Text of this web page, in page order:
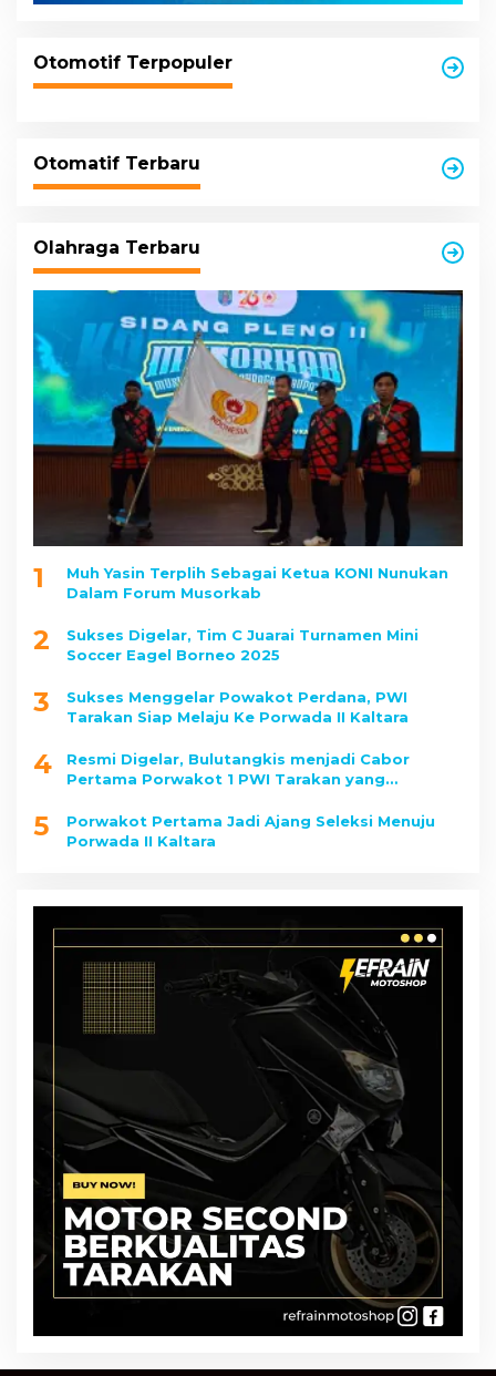
Otomotif Terpopuler
Otomatif Terbaru
Olahraga Terbaru
1
Muh Yasin Terplih Sebagai Ketua KONI Nunukan
Dalam Forum Musorkab
2
Sukses Digelar, Tim C Juarai Turnamen Mini
Soccer Eagel Borneo 2025
3
Sukses Menggelar Powakot Perdana, PWI
Tarakan Siap Melaju Ke Porwada II Kaltara
4
Resmi Digelar, Bulutangkis menjadi Cabor
Pertama Porwakot 1 PWI Tarakan yang
5
Porwakot Pertama Jadi Ajang Seleksi Menuju
Porwada II Kaltara